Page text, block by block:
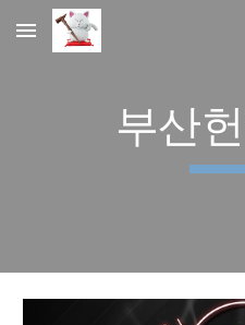
Skip to main content
부산